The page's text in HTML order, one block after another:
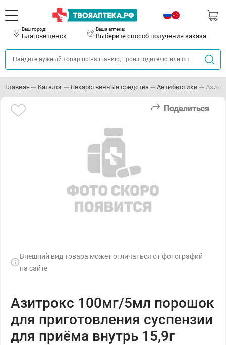
Ваш город:
Благовещенск
Ваша аптека:
Выберите способ получения заказа
Главная Каталог Лекарственные средства Антибиотики
Поделиться
Внешний вид товара может отличаться от фотографий
на сайте
Азитрокс 100мг/5мл порошок
для приготовления суспензии
для приёма внутрь 15,9г